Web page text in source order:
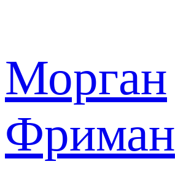
Морган
Фриман